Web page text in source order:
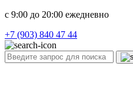
c 9:00 до 20:00 ежедневно
+7 (903) 840 47 44